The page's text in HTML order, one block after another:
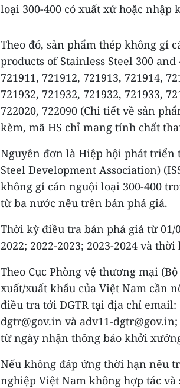
loại 300-400 có xuất xứ hoặc nhập
Theo đó, sản phẩm thép không gỉ
products of Stainless Steel 300 and
721911, 721912, 721913, 721914,
721932, 721932, 721932, 721933,
722020, 722090 (Chi tiết về sản
kèm, mã HS chỉ mang tính chất
Nguyên đơn là Hiệp hội phát
Steel Development Association)
không gỉ cán nguội loại 300-400
từ ba nước nêu trên bán phá giá.
Thời kỳ điều tra bán phá giá từ 01/
2022; 2022-2023; 2023-2024 và
Theo Cục Phòng vệ thương mại
xuất/xuất khẩu của Việt Nam cần
điều tra tới DGTR tại địa chỉ
dgtr@gov.in và adv11-
từ ngày nhận thông báo khởi
Nếu không đáp ứng thời hạn nêu
nghiệp Việt Nam không hợp tác